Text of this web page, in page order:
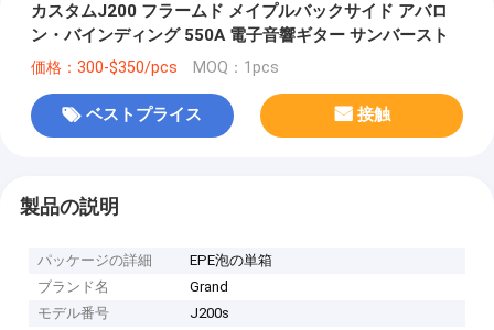
カスタムJ200 フラームド メイプルバックサイド アバロ
ン・バインディング 550A 電子音響ギター サンバースト
価格：300-$350/pcs MOQ：1pcs
ベストプライス 接触
製品の説明
パッケージの詳細
EPE泡の単箱
ブランド名
Grand
モデル番号
J200s